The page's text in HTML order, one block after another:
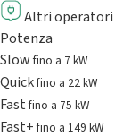
Altri operatori
Potenza
Slowfino a 7 kW
Quickfino a 22 kW
Fastfino a 75 kW
Fast+fino a 149 kW